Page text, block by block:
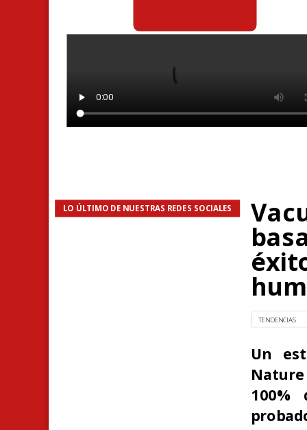
LO ÚLTIMO DE NUESTRAS REDES SOCIALES
TENDENCIAS
Un
100%